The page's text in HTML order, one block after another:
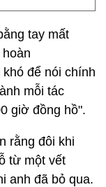
tay mất
để nói chính
mỗi tác
giờ đồng hồ".
rằng đôi khi
từ một vết
anh đã bỏ qua.